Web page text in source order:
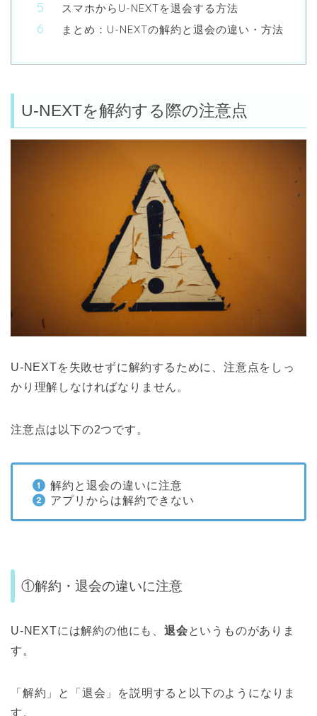
スマホからU-NEXTを退会する方法
まとめ：U-NEXTの解約と退会の違い・方法
U-NEXTを解約する際の注意点
U-NEXTを失敗せずに解約するために、注意点をしっ
かり理解しなければなりません。
注意点は以下の2つです。
解約と退会の違いに注意
アプリからは解約できない
①解約・退会の違いに注意
U-NEXTには解約の他にも、 退会というものがありま
す。
「解約」と「退会」を説明すると以下のようになりま
す。